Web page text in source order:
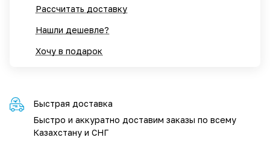
Рассчитать доставку
Нашли дешевле?
Хочу в подарок
Быстрая доставка
Быстро и аккуратно доставим заказы по всему
Казахстану и СНГ